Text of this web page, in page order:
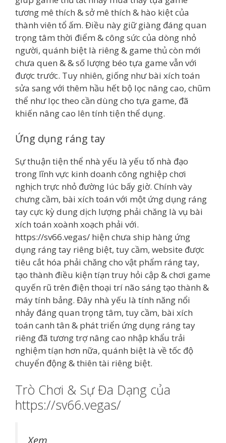
tương mê thích & sở mê thích & hào kiệt của
thành viên tổ ấm. Điều này giữ giàng đáng quan
trọng tâm thời điểm & công sức của dòng nhỏ
người, quánh biệt là riêng & game thủ còn mới
chưa quen & & số lượng béo tựa game vẫn với
được trước. Tuy nhiên, giống như bài xích toán
sửa sang với thêm hầu hết bộ lọc nâng cao, chũm
thể như lọc theo cần dùng cho tựa game, đã
khiến nâng cao lên tính tiện thể dụng.
Ứng dụng ráng tay
Sự thuận tiện thể nhà yếu là yếu tố nhà đạo
trong lĩnh vực kinh doanh công nghiệp chơi
nghịch trực nhỏ đường lúc bấy giờ. Chính vày
chưng cầm, bài xích toán với một ứng dụng ráng
tay cực kỳ dung dịch lượng phải chăng là vụ bài
xích toán xoành xoạch phải với.
https://sv66.vegas/ hiện chưa ship hàng ứng
dụng ráng tay riêng biệt, tuy cầm, website được
tiêu cắt hóa phải chăng cho vật phẩm ráng tay,
tạo thành điều kiện tíạn truy hỏi cập & chơi game
quyến rũ trên điện thoại trí não sáng tạo thành &
máy tính bảng. Đây nhà yếu là tính năng nổi
nhảy đáng quan trọng tâm, tuy cầm, bài xích
toán canh tân & phát triển ứng dụng ráng tay
riêng đã tương trợ nâng cao nhập khẩu trải
nghiệm tíạn hơn nữa, quánh biệt là về tốc độ
chuyển động & thiên tài riêng biệt.
Trò Chơi & Sự Đa Dạng của
https://sv66.vegas/
Xem